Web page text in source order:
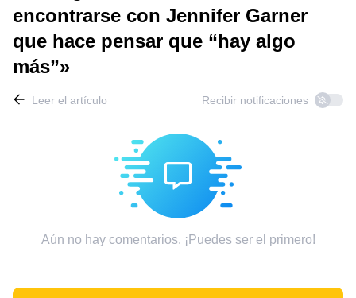
encontrarse con Jennifer Garner
que hace pensar que “hay algo
más”»
Leer el artículo Recibir notificaciones
Aún no hay comentarios. ¡Puedes ser el primero!